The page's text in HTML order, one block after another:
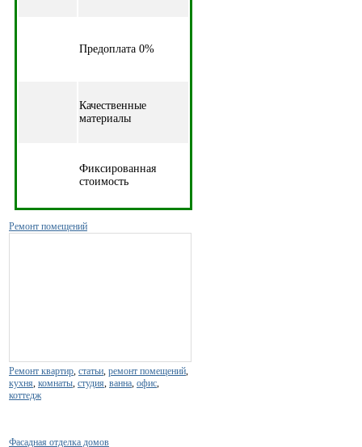
Предоплата 0%
Качественные
материалы
Фиксированная
стоимость
Ремонт помещений
Ремонт квартир, статьи, ремонт помещений,
кухня, комнаты, студия, ванна, офис,
коттедж
Фасадная отделка домов